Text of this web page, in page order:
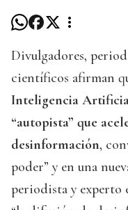
Divulgadores,
científicos afirman
Inteligencia
“autopista” que
desinformación,
poder” y en una
periodista y experto